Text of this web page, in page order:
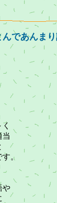
んであん
当
。
や